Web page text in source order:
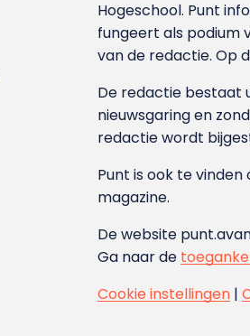
Hoge­school. Punt
fungeert als podium
van de redactie. Op
De redactie bestaat
nieuwsgaring en
redactie wordt
Punt is ook te vinden
magazine.
De website
Ga naar de
Cookie instellingen |